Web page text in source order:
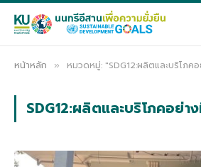
หน้าหลัก » หมวดหมู่: "SDG12:ผลิตและบริโภ
SDG12:ผลิตและบริโภคอย่